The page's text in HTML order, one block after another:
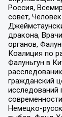
Россия,
совет,
дракона,
органов,
Коалиция по
Фалуньгун в
гражданский
исследований
Немецко-